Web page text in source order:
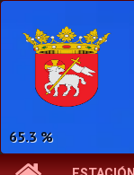
65.3 %